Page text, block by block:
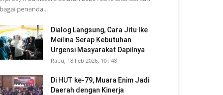
penanda...
Dialog Langsung, Cara Jitu Ike
Meilina Serap Kebutuhan
Urgensi Masyarakat Dapilnya
Rabu, 18 Feb 2026, 10 : 48
Di HUT ke-79, Muara Enim Jadi
Daerah dengan Kinerja